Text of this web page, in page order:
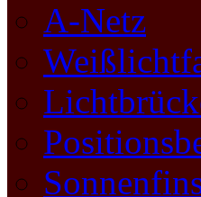
A-Netz